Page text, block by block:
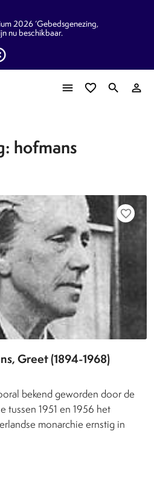
2026 ‘Gebedsgenezing,
nu beschikbaar.
menu favorite_border search person_outline
hofmans
favorite_border
Greet (1894-1968)
bekend geworden door de
tussen 1951 en 1956 het
monarchie ernstig in